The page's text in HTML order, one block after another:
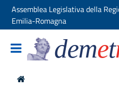
Assemblea Legislativa della
Emilia-Romagna
demet